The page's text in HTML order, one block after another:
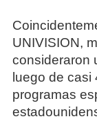
UNIVISION,
consideraron
luego de
programas